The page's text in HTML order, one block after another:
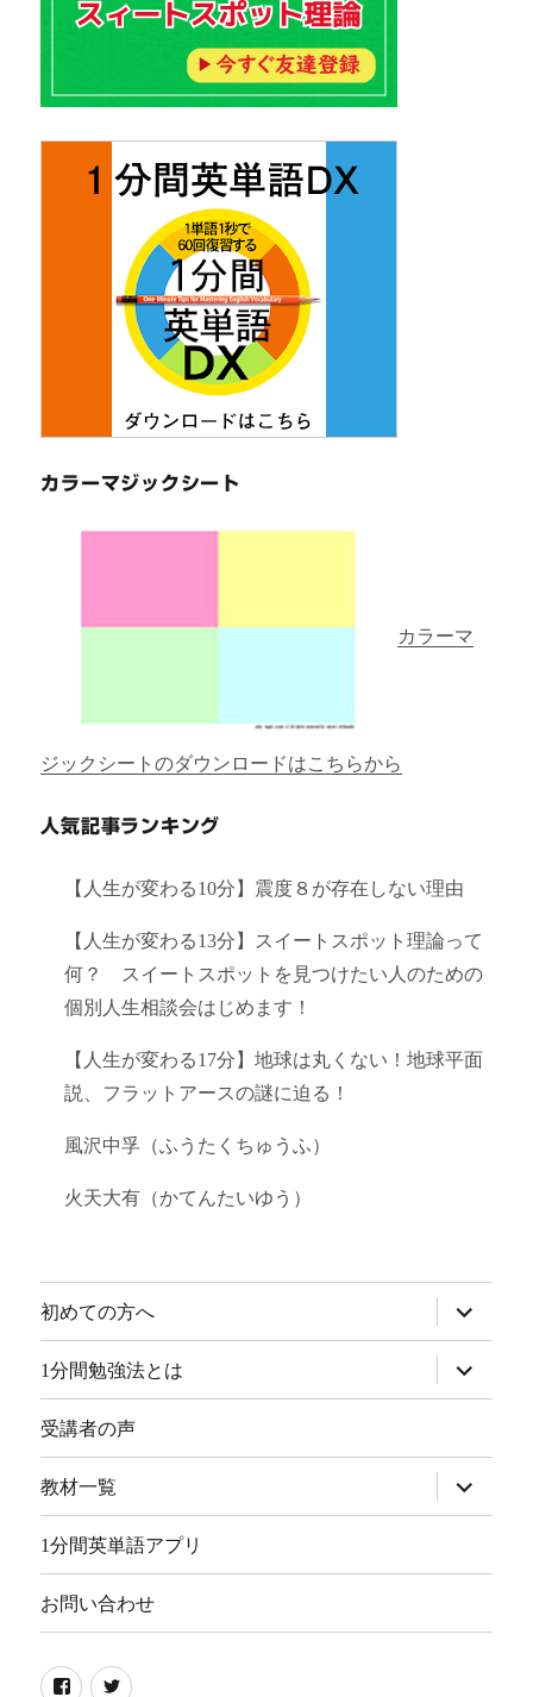
カラーマジックシート
カラーマ
ジックシートのダウンロードはこちらから
人気記事ランキング
【人生が変わる10分】震度８が存在しない理由
【人生が変わる13分】スイートスポット理論って
何？ スイートスポットを見つけたい人のための
個別人生相談会はじめます！
【人生が変わる17分】地球は丸くない！地球平面
説、フラットアースの謎に迫る！
風沢中孚（ふうたくちゅうふ）
火天大有（かてんたいゆう）
初めての方へ
ブ
メ
ニ
ュ
ー
開
1分間勉強法とは
ブ
メ
ー
を
展
開
受講者の声
教材一覧
ブ
メ
ー
開
1分間英単語アプリ
お問い合わせ
FacebookTwitter